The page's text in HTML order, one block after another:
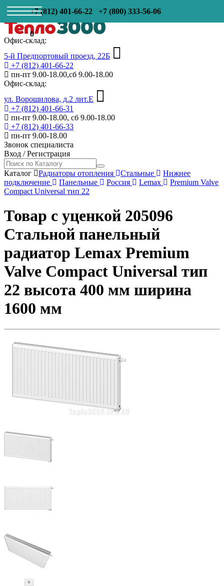
+7 (812) 401-66-22 +7 (800) 333-56-06
0
Офис-склад:
5-й Предпортовый проезд, 22Б
+7 (812) 401-66-22
пн-пт 9.00-18.00,сб 9.00-18.00
Офис-склад:
ул. Ворошилова, д.2 лит.Е
+7 (812) 401-66-31
пн-пт 9.00-18.00, сб 9.00-18.00
+7 (812) 401-66-33
пн-пт 9.00-18.00
Звонок специалиста
Вход /Регистрация
Каталог Радиаторы отопления Стальные
Нижнее
подключение
Панельные Россия Lemax
Premium Valve
Compact Universal тип 22
Товар с уценкой 205096
Стальной панельный
радиатор Lemax Premium
Valve Compact Universal тип
22 высота 400 мм ширина
1600 мм